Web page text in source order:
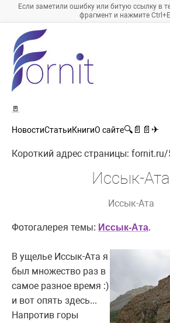
Если заметили ошибку или битую ссылку в
фрагмент и нажмите
🚪
НовостиСтатьиКнигиО сайте🔍 📄 📄 ✈
Короткий адрес страницы: fornit.ru/
Иссык-Ата
Иссык-Ата
Фотогалерея темы: Иссык-Ата.
В ущелье Иссык-Ата я
был множество раз в
самое разное время :)
и вот опять здесь...
Напротив горы